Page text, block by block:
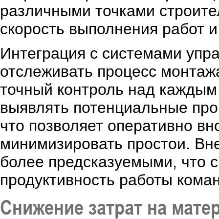
различными точками
скорость выполнения работ
Интеграция с системами
отслеживать процесс
точный контроль над
выявлять потенциальные
что позволяет оперативно
минимизировать простои.
более предсказуемыми, что
продуктивность работы
Снижение затрат на